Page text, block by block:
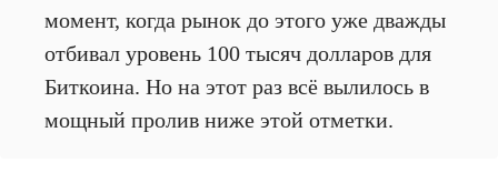
момент, когда рынок до этого уже дважды
отбивал уровень 100 тысяч долларов для
Биткоина. Но на этот раз всё вылилось в
мощный пролив ниже этой отметки.